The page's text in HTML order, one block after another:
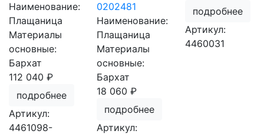
Наименование:
Плащаница
Материалы
основные:
Бархат
112 040 ₽
подробнее
Артикул:
4461098-
0202481
Наименование:
Плащаница
Материалы
основные:
Бархат
18 060 ₽
подробнее
Артикул:
подробнее
Артикул:
4460031